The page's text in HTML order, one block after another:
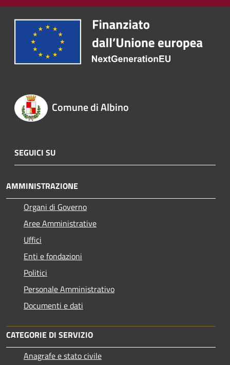
Comune di Albino
SEGUICI SU
AMMINISTRAZIONE
Organi di Governo
Aree Amministrative
Uffici
Enti e fondazioni
Politici
Personale Amministrativo
Documenti e dati
CATEGORIE DI SERVIZIO
Anagrafe e stato civile